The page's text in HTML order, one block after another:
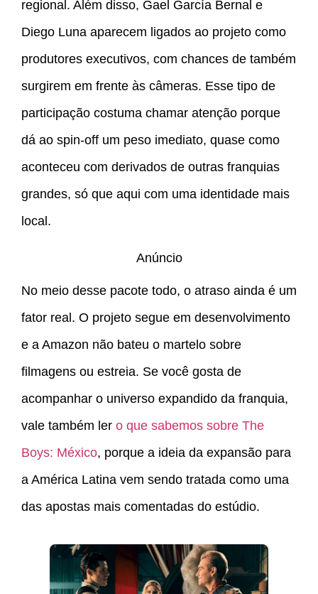
regional. Além disso, Gael García Bernal e
Diego Luna aparecem ligados ao projeto como
produtores executivos, com chances de também
surgirem em frente às câmeras. Esse tipo de
participação costuma chamar atenção porque
dá ao spin-off um peso imediato, quase como
aconteceu com derivados de outras franquias
grandes, só que aqui com uma identidade mais
local.
Anúncio
No meio desse pacote todo, o atraso ainda é um
fator real. O projeto segue em desenvolvimento
e a Amazon não bateu o martelo sobre
filmagens ou estreia. Se você gosta de
acompanhar o universo expandido da franquia,
vale também ler o que sabemos sobre The
Boys: México, porque a ideia da expansão para
a América Latina vem sendo tratada como uma
das apostas mais comentadas do estúdio.